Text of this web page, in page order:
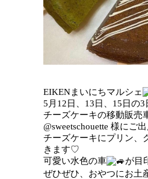
EIKENまいにちマルシェ
5月12日、13日、15日の3
チーズケーキの移動販売
@sweetschouette 様にご
チーズケーキにプリン、
きます♡
可愛い水色の車
が目
ぜひぜひ、おやつにお土